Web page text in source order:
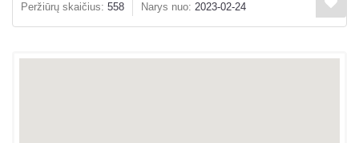
Peržiūrų skaičius: 558 Narys nuo: 2023-02-24